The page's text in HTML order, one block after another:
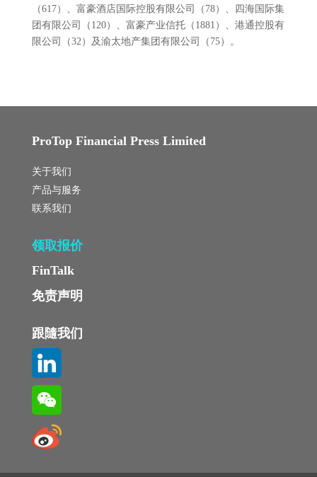
（617）、富豪酒店国际控股有限公司（78）、四海国际集
团有限公司（120）、富豪产业信托（1881）、港通控股有
限公司（32）及渝太地产集团有限公司（75）。
ProTop Financial Press Limited
关于我们
产品与服务
联系我们
领取报价
FinTalk
免责声明
跟隨我们